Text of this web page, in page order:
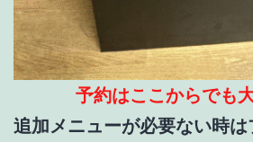
予約はここからでも
追加メニューが必要ない時